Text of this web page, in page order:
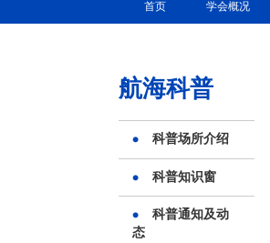
首页 学会概况
航海科普
科普场所介绍
科普知识窗
科普通知及动
态